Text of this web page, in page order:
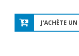
J'ACHÈTE UN